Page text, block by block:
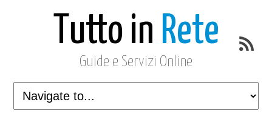
Tutto in Rete
Guide e Servizi Online